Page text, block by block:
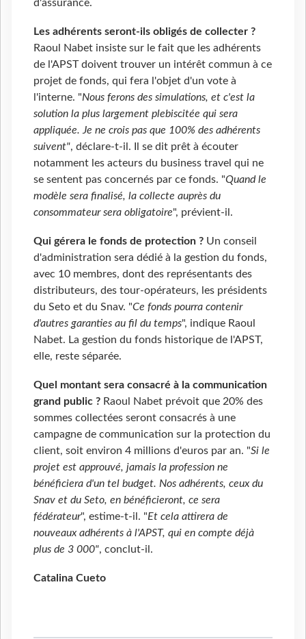
d'assurance.
Les adhérents seront-ils obligés de collecter ?
Raoul Nabet insiste sur le fait que les adhérents
de l'APST doivent trouver un intérêt commun à ce
projet de fonds, qui fera l'objet d'un vote à
l'interne. "Nous ferons des simulations, et c'est la
solution la plus largement plebiscitée qui sera
appliquée. Je ne crois pas que 100% des adhérents
suivent", déclare-t-il. Il se dit prêt à écouter
notamment les acteurs du business travel qui ne
se sentent pas concernés par ce fonds. "Quand le
modèle sera finalisé, la collecte auprès du
consommateur sera obligatoire", prévient-il.
Qui gérera le fonds de protection ? Un conseil
d'administration sera dédié à la gestion du fonds,
avec 10 membres, dont des représentants des
distributeurs, des tour-opérateurs, les présidents
du Seto et du Snav. "Ce fonds pourra contenir
d'autres garanties au fil du temps", indique Raoul
Nabet. La gestion du fonds historique de l'APST,
elle, reste séparée.
Quel montant sera consacré à la communication
grand public ? Raoul Nabet prévoit que 20% des
sommes collectées seront consacrés à une
campagne de communication sur la protection du
client, soit environ 4 millions d'euros par an. "Si le
projet est approuvé, jamais la profession ne
bénéficiera d'un tel budget. Nos adhérents, ceux du
Snav et du Seto, en bénéficieront, ce sera
fédérateur", estime-t-il. "Et cela attirera de
nouveaux adhérents à l'APST, qui en compte déjà
plus de 3 000", conclut-il.
Catalina Cueto